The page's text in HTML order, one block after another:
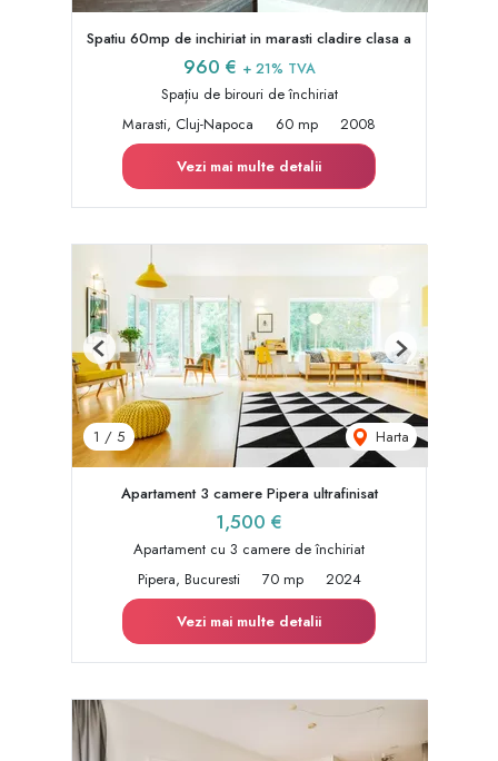
Spatiu 60mp de inchiriat in marasti cladire clasa a
960 € + 21% TVA
Spațiu de birouri de închiriat
Marasti, Cluj-Napoca
60 mp
2008
Vezi mai multe detalii
1 / 5 Harta
Previous Next
Apartament 3 camere Pipera ultrafinisat
1,500 €
Apartament cu 3 camere de închiriat
Pipera, Bucuresti
70 mp
2024
Vezi mai multe detalii